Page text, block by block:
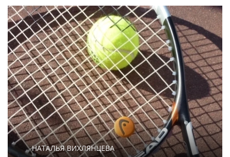
НАТАЛЬЯ ВИХЛЯНЦЕВА